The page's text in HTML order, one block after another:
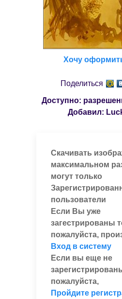
Хочу
Поделиться
Доступно:
Добавил:
Скачивать
максимальном
могут только
пользователи
Если Вы уже
загестрированы
пожалуйста,
Вход в систему
Если вы еще не
пожалуйста,
Пройдите